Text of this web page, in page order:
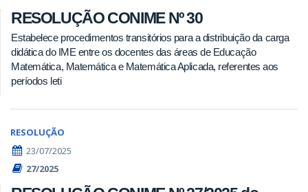
RESOLUÇÃO CONIME Nº 30
Estabelece procedimentos transitórios para a distribuição da carga
didática do IME entre os docentes das áreas de Educação
Matemática, Matemática e Matemática Aplicada, referentes aos
períodos leti
RESOLUÇÃO
23/07/2025
27/2025